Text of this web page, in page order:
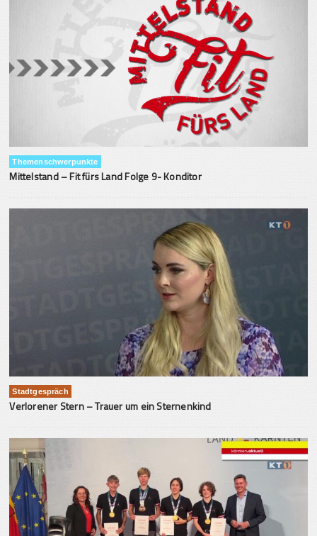
Themenschwerpunkte
Mittelstand – Fit fürs Land Folge 9- Konditor
Stadtgespräch
Verlorener Stern – Trauer um ein Sternenkind